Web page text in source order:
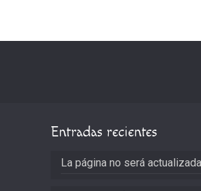
Entradas recientes
La página no será